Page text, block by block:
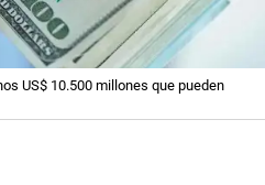
US$ 10.500 millones que pueden